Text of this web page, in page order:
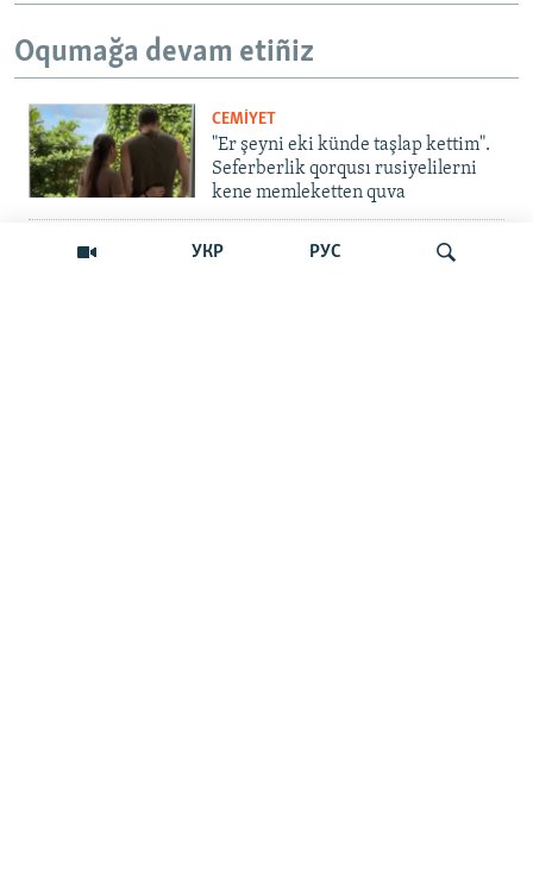
УКР РУС
Oqumağa devam etiñiz
CEMİYET
"Er şeyni eki künde taşlap kettim".
Seferberlik qorqusı rusiyelilerni
kene memleketten quva
İNSAN AQLARI